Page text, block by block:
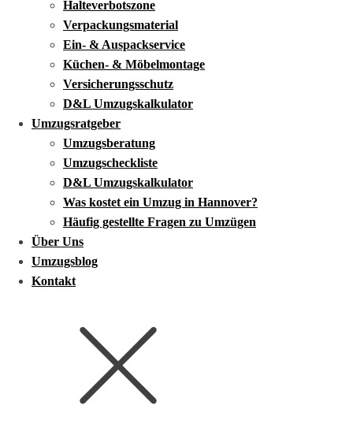
Halteverbotszone
Verpackungsmaterial
Ein- & Auspackservice
Küchen- & Möbelmontage
Versicherungsschutz
D&L Umzugskalkulator
Umzugsratgeber
Umzugsberatung
Umzugscheckliste
D&L Umzugskalkulator
Was kostet ein Umzug in Hannover?
Häufig gestellte Fragen zu Umzügen
Über Uns
Umzugsblog
Kontakt